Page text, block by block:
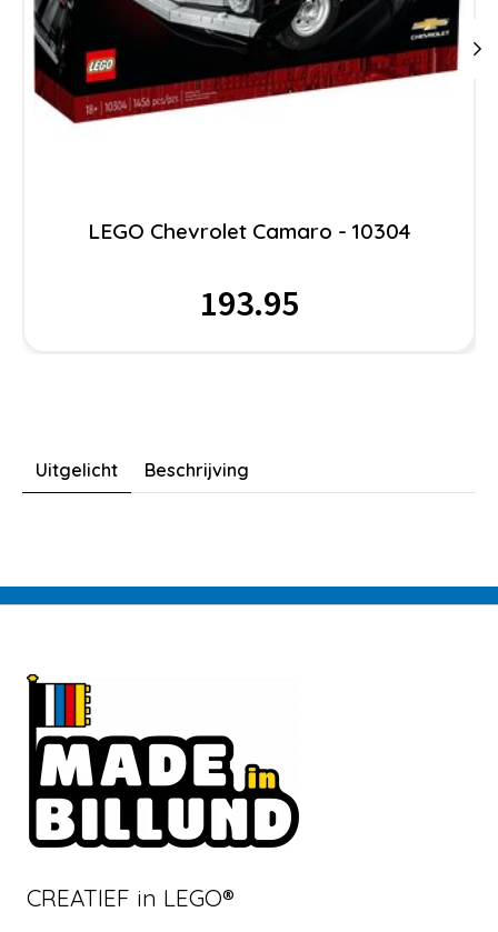
LEGO Chevrolet Camaro - 10304
193.95
Uitgelicht Beschrijving
CREATIEF in LEGO®